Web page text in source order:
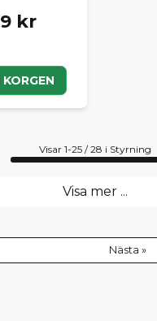
kr
Visar 1-25 / 28 i Styrning
Visa mer ...
Nästa »